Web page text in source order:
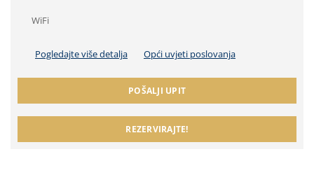
WiFi
Pogledajte više detalja Opći uvjeti poslovanja
POŠALJI UPIT
REZERVIRAJTE!